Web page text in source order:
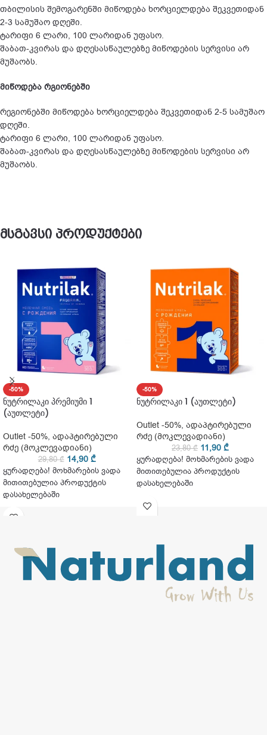
თბილისის შემოგარენში მიწოდება ხორციელდება შეკვეთიდან
2-3 სამუშაო დღეში.
ტარიფი 6 ლარი, 100 ლარიდან უფასო.
შაბათ-კვირას და დღესასწაულებზე მიწოდების სერვისი არ
მუშაობს.
მიწოდება რგიონებში
რეგიონებში მიწოდება ხორციელდება შეკვეთიდან 2-5 სამუშაო
დღეში.
ტარიფი 6 ლარი, 100 ლარიდან უფასო.
შაბათ-კვირას და დღესასწაულებზე მიწოდების სერვისი არ
მუშაობს.
მსგავსი პროდუქტები
-50%
ნუტრილაკი პრემიუმი 1
(აუთლეტი)
Outlet -50%, ადაპტირებული
რძე (მოკლევადიანი)
29,80₾ 14,90 ₾
ყურადღება! მოხმარების ვადა
მითითებულია პროდუქტის
დასახელებაში
-50%
ნუტრილაკი 1 (აუთლეტი)
Outlet -50%, ადაპტირებული
რძე (მოკლევადიანი)
23,80₾ 11,90 ₾
ყურადღება! მოხმარების ვადა
მითითებულია პროდუქტის
დასახელებაში